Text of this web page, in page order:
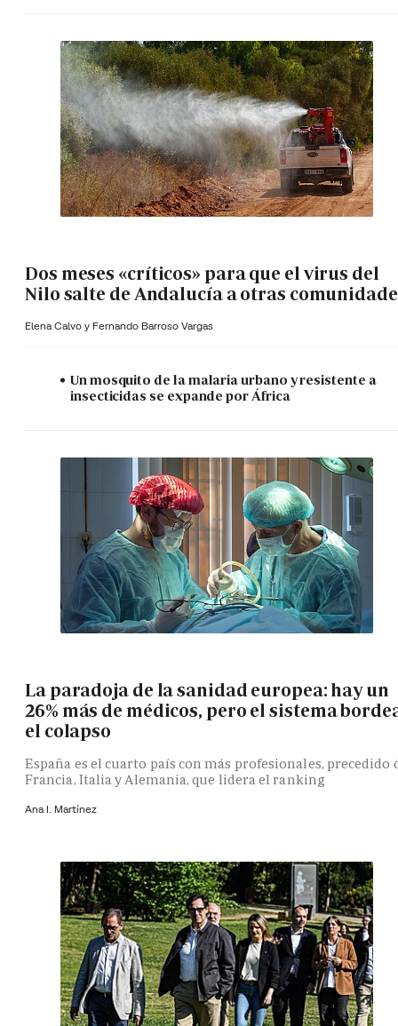
Dos meses «críticos» para que el virus del
Nilo salte de Andalucía a otras
Elena Calvo y Fernando Barroso Vargas
Un mosquito de la malaria urbano y resistente a
insecticidas se expande por África
La paradoja de la sanidad europea: hay un
26% más de médicos, pero el sistema
el colapso
España es el cuarto país con más profesionales, precedido
Francia, Italia y Alemania, que lidera el ranking
Ana I. Martínez